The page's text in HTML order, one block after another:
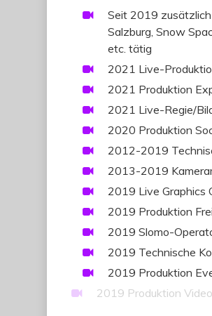
Seit 2019
Salzburg, Snow
etc. tätig
2021 Live-
2021 Produktion
2021 Live-Regie/
2020 Produktion
2012-2019
2013-2019
2019 Live Graphics
2019 Produktion
2019 Slomo-
2019 Technische
2019 Produktion
2019 Produktion